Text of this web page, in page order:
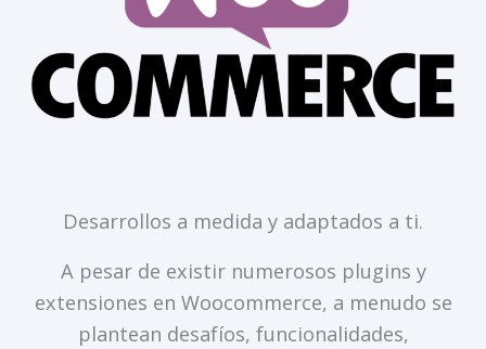
Desarrollos a medida y adaptados a ti.
A pesar de existir numerosos plugins y
extensiones en Woocommerce, a menudo se
plantean desafíos, funcionalidades,